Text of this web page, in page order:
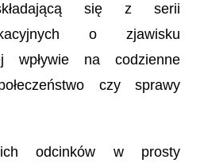
składającą się z serii
o zjawisku
wpływie na codzienne
czy sprawy
odcinków w prosty